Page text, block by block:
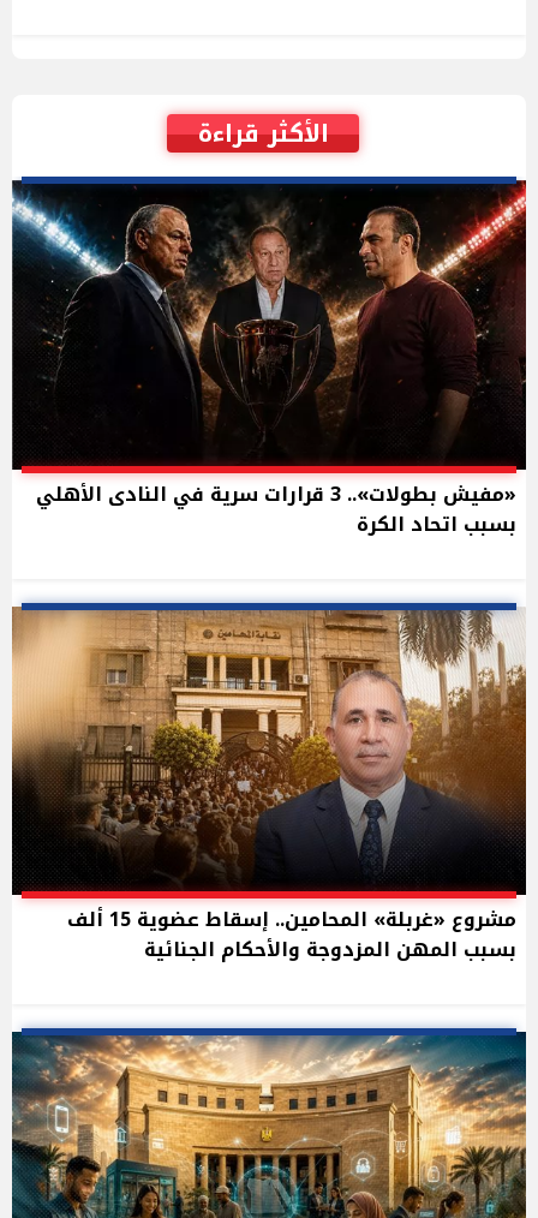
الأكثر قراءة
«مفيش بطولات».. 3 قرارات سرية في النادى الأهلي
بسبب اتحاد الكرة
مشروع «غربلة» المحامين.. إسقاط عضوية 15 ألف
بسبب المهن المزدوجة والأحكام الجنائية